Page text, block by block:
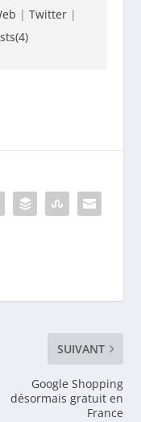
|Twitter |
SUIVANT
Google Shopping
désormais gratuit en
France